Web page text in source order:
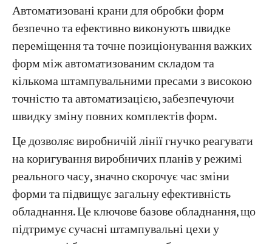
Автоматизовані крани для обробки форм
безпечно та ефективно виконують швидке
переміщення та точне позиціонування важких
форм між автоматизованим складом та
кількома штампувальними пресами з високою
точністю та автоматизацією, забезпечуючи
швидку зміну повних комплектів форм.
Це дозволяє виробничій лінії гнучко реагувати
на коригування виробничих планів у режимі
реального часу, значно скорочує час зміни
форми та підвищує загальну ефективність
обладнання. Це ключове базове обладнання, що
підтримує сучасні штампувальні цехи у